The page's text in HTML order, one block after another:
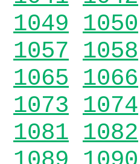
1049 1050
1057 1058
1065 1066
1073 1074
1081 1082